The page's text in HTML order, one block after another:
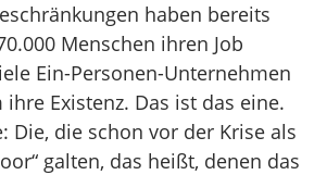
haben bereits
Menschen ihren Job
Ein-Personen-Unternehmen
ihre Existenz. Das ist das eine.
Die, die schon vor der Krise als
galten, das heißt, denen das